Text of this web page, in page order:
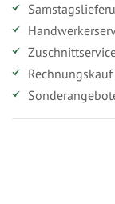
Rechnungskauf